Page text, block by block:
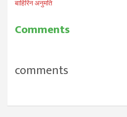
बाहिरिन अनुमति
Comments
comments